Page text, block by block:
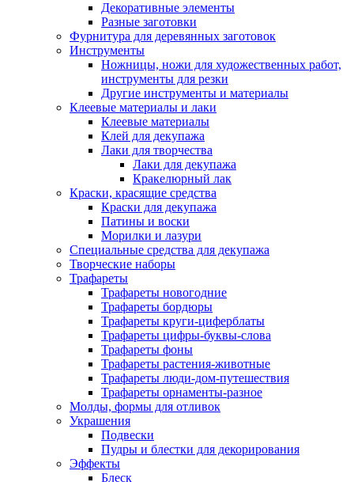
Декоративные элементы
Разные заготовки
Фурнитура для деревянных заготовок
Инструменты
Ножницы, ножи для художественных работ,
инструменты для резки
Другие инструменты и материалы
Клеевые материалы и лаки
Клеевые материалы
Клей для декупажа
Лаки для творчества
Лаки для декупажа
Кракелюрный лак
Краски, красящие средства
Краски для декупажа
Патины и воски
Морилки и лазури
Специальные средства для декупажа
Творческие наборы
Трафареты
Трафареты новогодние
Трафареты бордюры
Трафареты круги-циферблаты
Трафареты цифры-буквы-слова
Трафареты фоны
Трафареты растения-животные
Трафареты люди-дом-путешествия
Трафареты орнаменты-разное
Молды, формы для отливок
Украшения
Подвески
Пудры и блестки для декорирования
Эффекты
Блеск